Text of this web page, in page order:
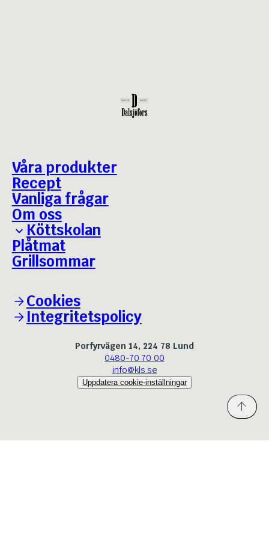
Våra produkter
Recept
Vanliga frågar
Om oss
Köttskolan
Grillguiden
Bäst i test - Julskinka
Plåtmat
Grillsommar
Cookies
Integritetspolicy
Porfyrvägen 14, 224 78 Lund
0480-70 70 00
info@kls.se
Uppdatera cookie-inställningar